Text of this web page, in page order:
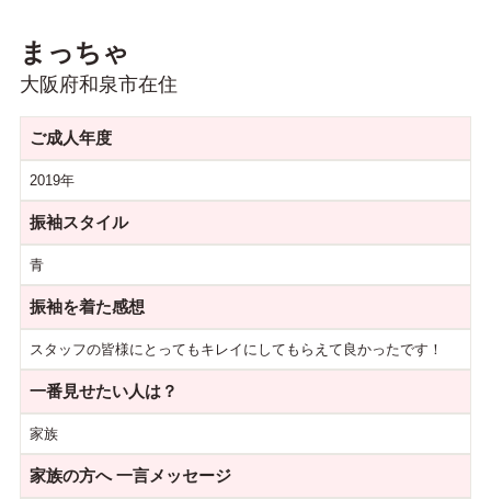
まっちゃ
大阪府和泉市在住
ご成人年度
2019年
振袖スタイル
青
振袖を着た感想
スタッフの皆様にとってもキレイにしてもらえて良かったです！
一番見せたい人は？
家族
家族の方へ一言メッセージ